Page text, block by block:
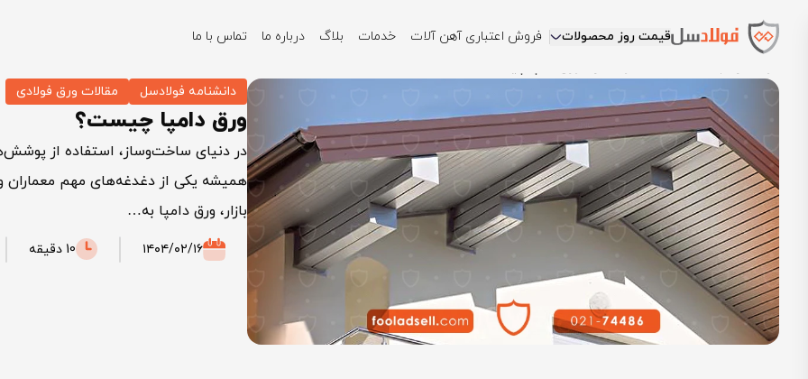
قیمت روز محصولات فروش اعتباری آهن آلات خدمات بلاگ درباره ما
تماس با ما
دانشنامه فولادسل
مقالات ورق فولادی
ورق دامپا چیست؟
در دنیای ساخت‌وساز، استفاده از
همیشه یکی از دغدغه‌های مهم معماران و
بازار، ورق دامپا به…
۱۴۰۴/۰۲/۱۶ 10 دقیقه